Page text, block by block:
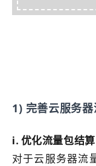
1) 完善云服务
i. 优化流量包结
对于云服务器流